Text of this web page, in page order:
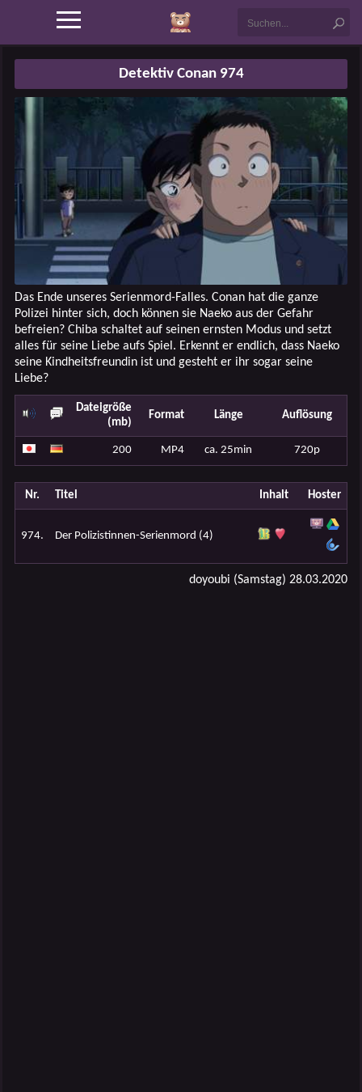
Detektiv Conan 974
Das Ende unseres Serienmord-Falles. Conan hat die ganze
Polizei hinter sich, doch können sie Naeko aus der Gefahr
befreien? Chiba schaltet auf seinen ernsten Modus und setzt
alles für seine Liebe aufs Spiel. Erkennt er endlich, dass Naeko
seine Kindheitsfreundin ist und gesteht er ihr sogar seine
Liebe?
Dateigröße
(mb)
Format Länge Auflösung
200 MP4 ca. 25min 720p
Nr. Titel Inhalt Hoster
974. Der Polizistinnen-Serienmord (4)
doyoubi (Samstag) 28.03.2020